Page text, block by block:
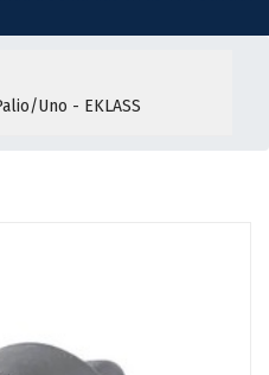
Uno - EKLASS